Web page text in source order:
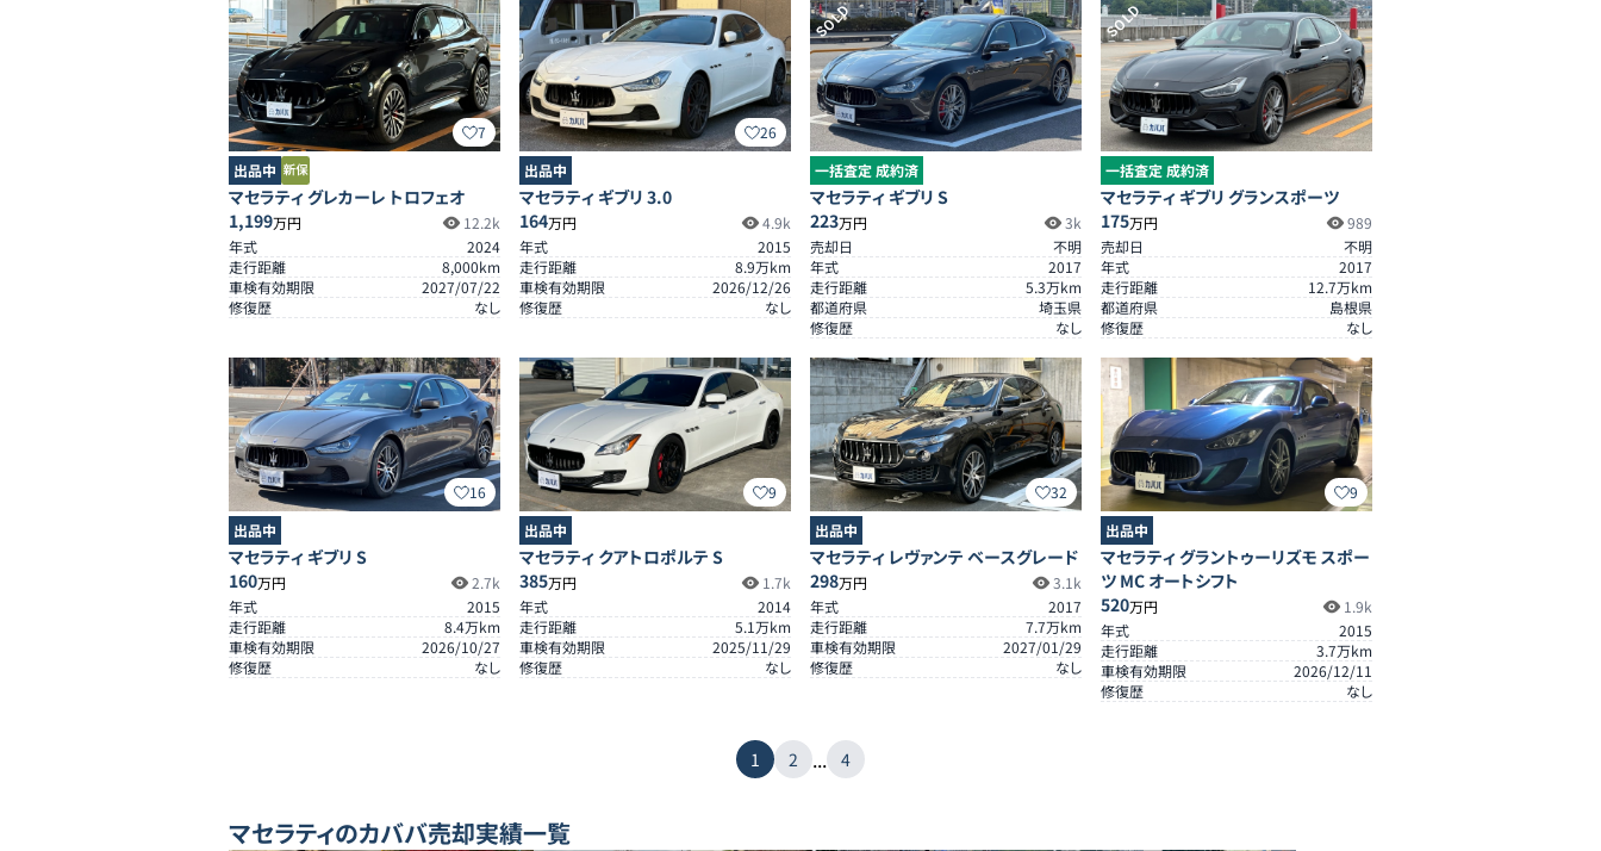
7
出品中
マセラティ グレカーレ トロフェオ
1,199万円
12.2k
年式
2024
走行距離
8,000km
車検有効期限
2027/07/22
修復歴
なし
26
出品中
マセラティ ギブリ 3.0
164万円
4.9k
年式
2015
走行距離
8.9万km
車検有効期限
2026/12/26
修復歴
なし
SOLD
一括査定 成約済
マセラティ ギブリ S
223万円
3k
売却日
不明
年式
2017
走行距離
5.3万km
都道府県
埼玉県
修復歴
なし
SOLD
一括査定 成約済
マセラティ ギブリ グランスポーツ
175万円
989
売却日
不明
年式
2017
走行距離
12.7万km
都道府県
島根県
修復歴
なし
16
出品中
マセラティ ギブリ S
160万円
2.7k
年式
2015
走行距離
8.4万km
車検有効期限
2026/10/27
修復歴
なし
9
出品中
マセラティ クアトロポルテ S
385万円
1.7k
年式
2014
走行距離
5.1万km
車検有効期限
2025/11/29
修復歴
なし
32
出品中
マセラティ レヴァンテ ベースグレード
298万円
3.1k
年式
2017
走行距離
7.7万km
車検有効期限
2027/01/29
修復歴
なし
9
出品中
マセラティ グラントゥーリズモ スポー
ツ MC オートシフト
520万円
1.9k
年式
2015
走行距離
3.7万km
車検有効期限
2026/12/11
修復歴
なし
1 2 ... 4
マセラティのカババ売却実績一覧